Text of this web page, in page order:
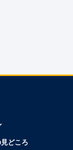
どころ